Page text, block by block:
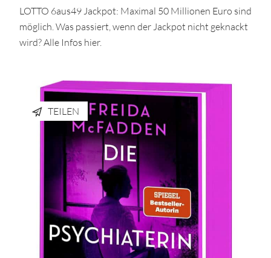
LOTTO 6aus49 Jackpot: Maximal 50 Millionen Euro sind
möglich. Was passiert, wenn der Jackpot nicht geknackt
wird? Alle Infos hier.
TEILEN